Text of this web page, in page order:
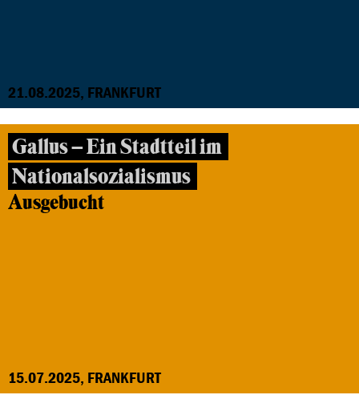
21.08.2025, FRANKFURT
Gallus – Ein Stadtteil im
Nationalsozialismus
Ausgebucht
15.07.2025, FRANKFURT